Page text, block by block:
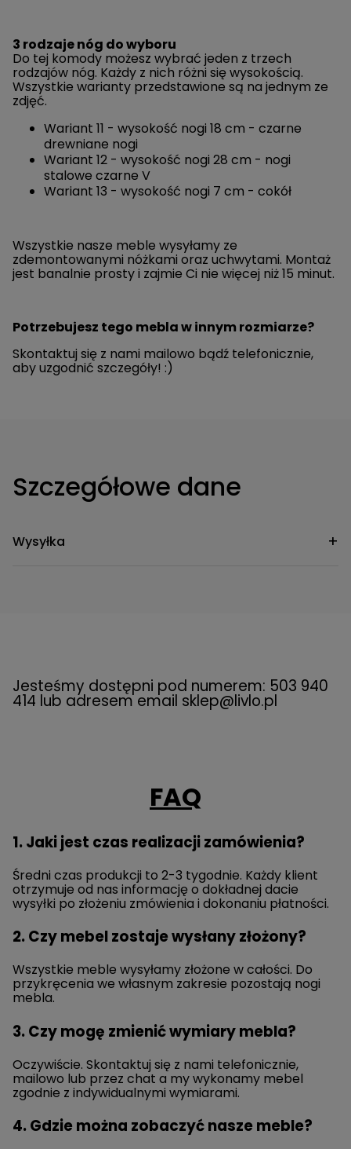
3 rodzaje nóg do wyboru
Do tej komody możesz wybrać jeden z trzech
rodzajów nóg. Każdy z nich różni się wysokością.
Wszystkie warianty przedstawione są na jednym ze
zdjęć.
Wariant 11 - wysokość nogi 18 cm - czarne
drewniane nogi
Wariant 12 - wysokość nogi 28 cm - nogi
stalowe czarne V
Wariant 13 - wysokość nogi 7 cm - cokół
Wszystkie nasze meble wysyłamy ze
zdemontowanymi nóżkami oraz uchwytami. Montaż
jest banalnie prosty i zajmie Ci nie więcej niż 15 minut.
Potrzebujesz tego mebla w innym rozmiarze?
Skontaktuj się z nami mailowo bądź telefonicznie,
aby uzgodnić szczegóły! :)
Szczegółowe dane
Wysyłka
Jesteśmy dostępni pod numerem: 503 940
414 lub adresem email sklep@livlo.pl
FAQ
1. Jaki jest czas realizacji zamówienia?
Średni czas produkcji to 2-3 tygodnie. Każdy klient
otrzymuje od nas informację o dokładnej dacie
wysyłki po złożeniu zmówienia i dokonaniu płatności.
2. Czy mebel zostaje wysłany złożony?
Wszystkie meble wysyłamy złożone w całości. Do
przykręcenia we własnym zakresie pozostają nogi
mebla.
3. Czy mogę zmienić wymiary mebla?
Oczywiście. Skontaktuj się z nami telefonicznie,
mailowo lub przez chat a my wykonamy mebel
zgodnie z indywidualnymi wymiarami.
4. Gdzie można zobaczyć nasze meble?